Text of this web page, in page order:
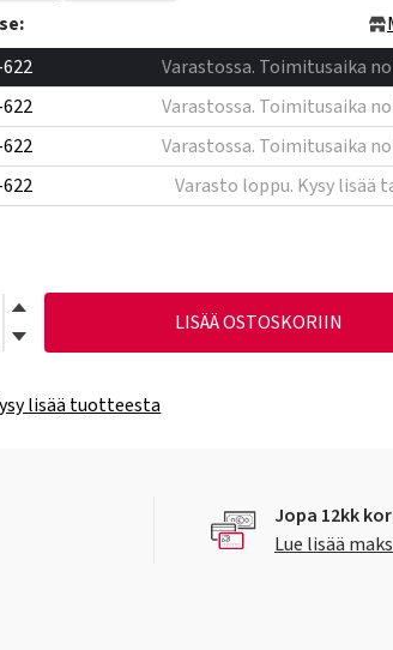
Varastossa. Toimitusaika
Varastossa. Toimitusaika
Varastossa. Toimitusaika
Varasto loppu. Kysy
LISÄÄ OSTOSKORIIN
lisää tuotteesta
Jopa 12kk
Lue lisää